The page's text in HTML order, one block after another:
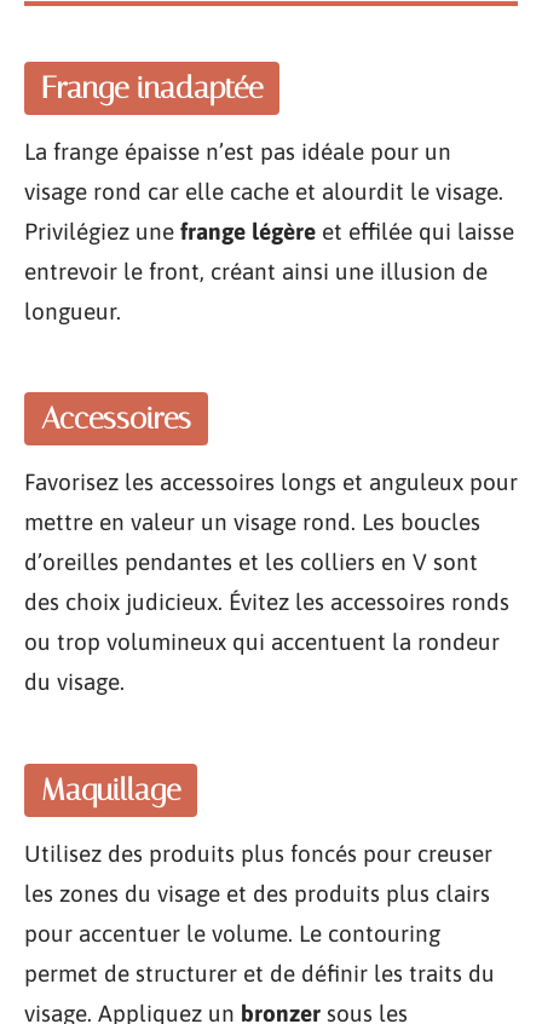
Frange inadaptée
La frange épaisse n’est pas idéale pour un
visage rond car elle cache et alourdit le visage.
Privilégiez une frange légère et effilée qui laisse
entrevoir le front, créant ainsi une illusion de
longueur.
Accessoires
Favorisez les accessoires longs et anguleux pour
mettre en valeur un visage rond. Les boucles
d’oreilles pendantes et les colliers en V sont
des choix judicieux. Évitez les accessoires ronds
ou trop volumineux qui accentuent la rondeur
du visage.
Maquillage
Utilisez des produits plus foncés pour creuser
les zones du visage et des produits plus clairs
pour accentuer le volume. Le contouring
permet de structurer et de définir les traits du
visage. Appliquez un bronzer sous les